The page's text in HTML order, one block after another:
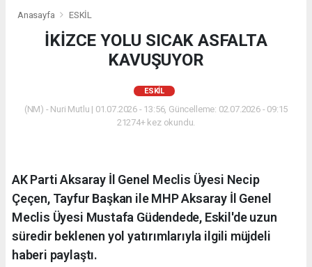
Anasayfa ESKİL
İKİZCE YOLU SICAK ASFALTA
KAVUŞUYOR
ESKİL
(NM) - Nuri Mutlu | 01.07.2026 - 13:56, Güncelleme: 02.07.2026 - 09:15
21274+ kez okundu.
AK Parti Aksaray İl Genel Meclis Üyesi Necip
Çeçen, Tayfur Başkan ile MHP Aksaray İl Genel
Meclis Üyesi Mustafa Güdendede, Eskil'de uzun
süredir beklenen yol yatırımlarıyla ilgili müjdeli
haberi paylaştı.